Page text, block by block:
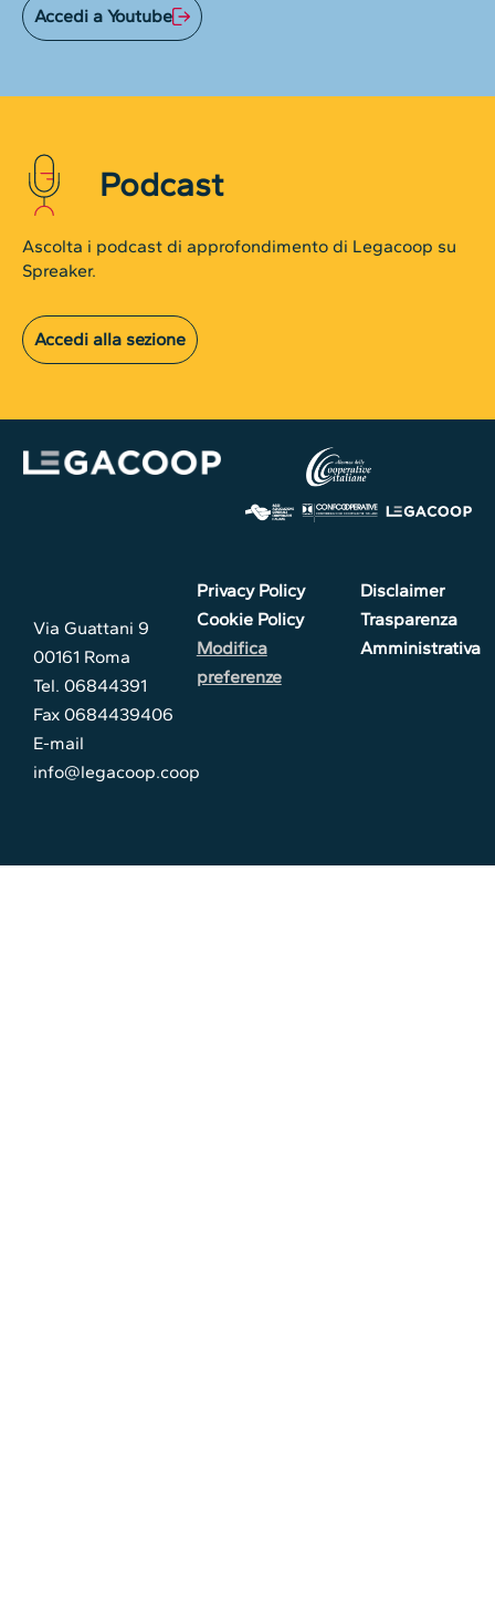
Accedi a Youtube
Podcast
Ascolta i podcast di approfondimento di Legacoop su
Spreaker.
Accedi alla sezione
Via Guattani 9
00161 Roma
Tel. 06844391
Fax 0684439406
E-mail
info@legacoop.coop
Privacy Policy
Cookie Policy
Modifica
preferenze
Disclaimer
Trasparenza
Amministrativa